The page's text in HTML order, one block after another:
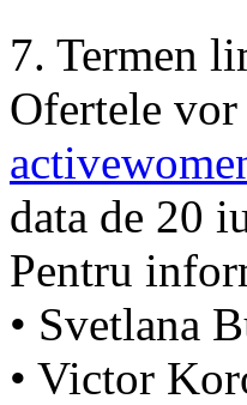
7. Termen
Ofertele
data de 20
Pentru
• Svetlana
• Victor